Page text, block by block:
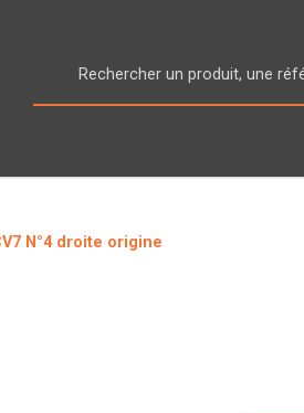
N°4 droite origine